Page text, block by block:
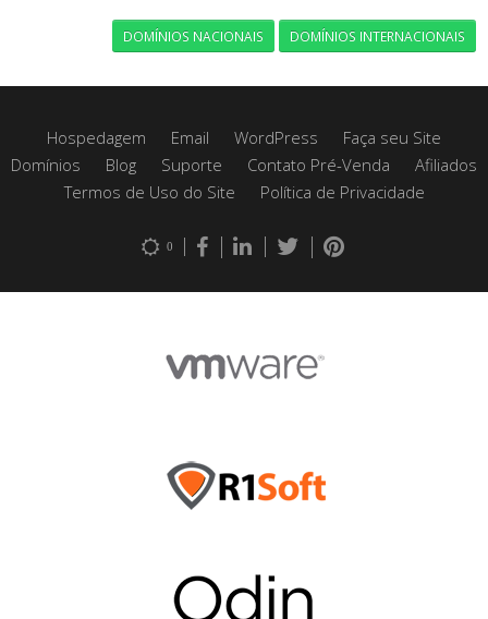
DOMÍNIOS NACIONAIS DOMÍNIOS INTERNACIONAIS
Hospedagem Email WordPress
Faça seu Site
Domínios
Blog Suporte Contato Pré-Venda
Afiliados
Termos de Uso do Site
Política de Privacidade
0